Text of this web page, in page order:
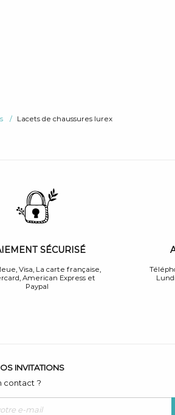
Lacets de chaussures lurex
SÉCURISÉ
Visa, La carte française,
American Express et
Paypal
INVITATIONS
contact ?